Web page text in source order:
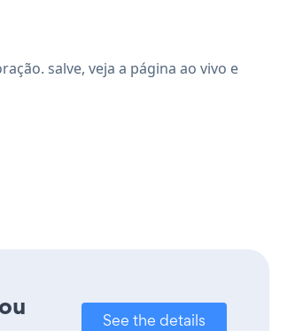
salve, veja a página ao vivo e
See the details